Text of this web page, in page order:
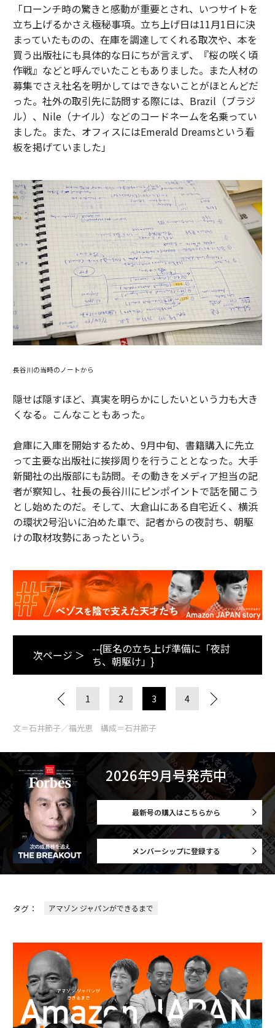
「ローンチ時の驚きと感動が重要とされ、いつサイトを
立ち上げるかさえ極秘事項。立ち上げ日は11月1日に決
まっていたものの、在庫を調達してくれる取次や、本を
買う出版社にも具体的な日にちが言えず、『桜の咲く頃
作戦』などと呼んでいたこともありました。また人材の
募集でさえ社名を明かしてはできないことがほとんどだ
った。社外の取引先に訪問する際には、Brazil（ブラジ
ル）、Nile（ナイル）などのコードネームを名乗ってい
ました。また、オフィスにはEmerald Dreamsという看
板を掲げていました」
長谷川の当時のノートから
隠せば隠すほど、真実を明らかにしたいという力も大き
くなる。こんなこともあった。
倉庫に入庫を開始するため、9月中旬、書籍購入に先立
って主要な出版社に挨拶周りを行うこととなった。大手
新聞社の出版部にも訪問。その動きをメディア担当の記
者が察知し、社長の長谷川にピンポイントで話を聞こう
とし始めたのだ。そして、大倉山にある自宅近く、横浜
の環状2号沿いに泊めた車で、記者からの夜討ち、朝駆
けの取材攻勢にあったという。
次ページ ＞
--{匿名の立ち上げ準備に「夜討
ち、朝駆け」}
1 2 3 4
文＝石井節子／福光恵 構成＝石井節子
2026年9月号発売中
最新号の購入はこちらから
メンバーシップに登録する
タグ： アマゾン ジャパンができるまで